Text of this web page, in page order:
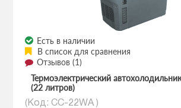
Есть в наличии
В список для сравнения
Отзывов (1)
Термоэлектрический
(22 литров)
(Код: CC-22WA )